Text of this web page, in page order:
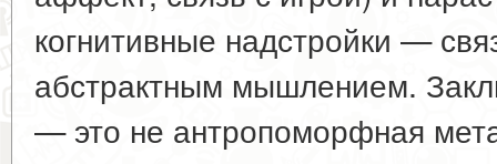
когнитивные надстройки —
абстрактным мышлением.
— это не антропоморфная